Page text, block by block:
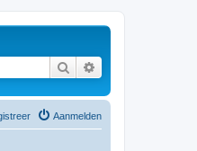
Zoek
Aanmelden